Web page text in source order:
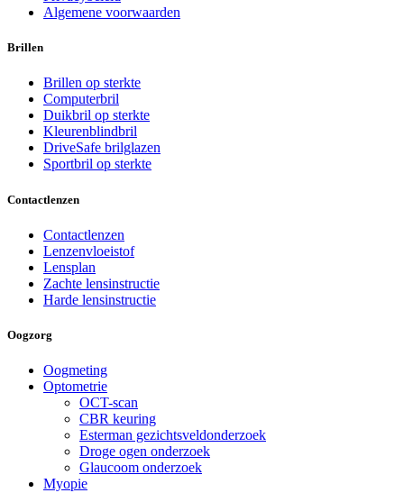
Algemene voorwaarden
Brillen
Brillen op sterkte
Computerbril
Duikbril op sterkte
Kleurenblindbril
DriveSafe brilglazen
Sportbril op sterkte
Contactlenzen
Contactlenzen
Lenzenvloeistof
Lensplan
Zachte lensinstructie
Harde lensinstructie
Oogzorg
Oogmeting
Optometrie
OCT-scan
CBR keuring
Esterman gezichtsveldonderzoek
Droge ogen onderzoek
Glaucoom onderzoek
Myopie